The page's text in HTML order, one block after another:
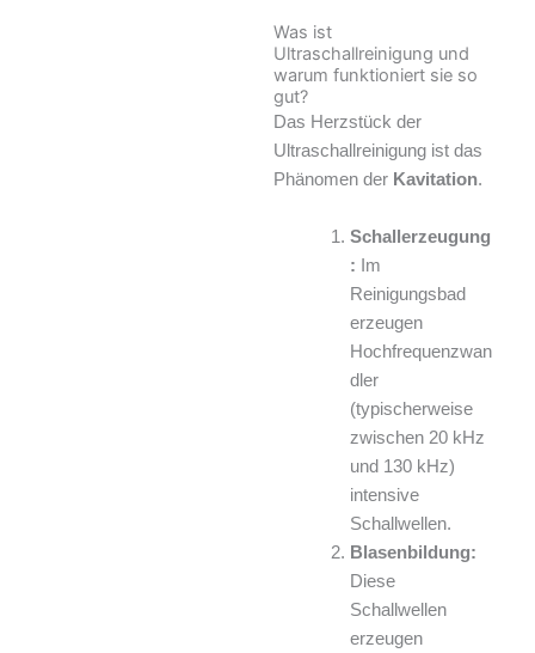
Was ist
Ultraschallreinigung und
warum funktioniert sie so
gut?
Das Herzstück der
Ultraschallreinigung ist das
Phänomen der Kavitation.
Schallerzeugung
: Im
Reinigungsbad
erzeugen
Hochfrequenzwan
dler
(typischerweise
zwischen 20 kHz
und 130 kHz)
intensive
Schallwellen.
Blasenbildung:
Diese
Schallwellen
erzeugen